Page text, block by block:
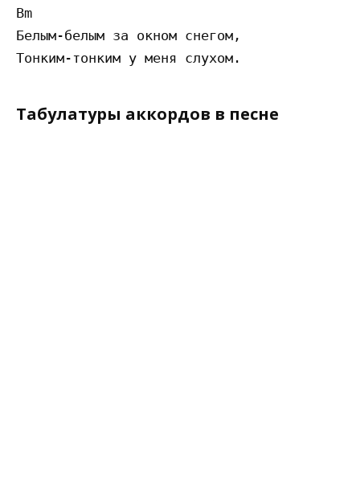
Bm
Белым-белым за окном снегом,
Табулатуры аккордов в песне